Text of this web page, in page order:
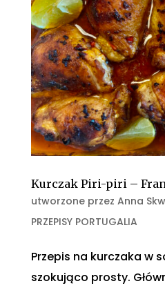
Kurczak Piri-piri –
utworzone przez Anna
PRZEPISY PORTUGALIA
Przepis na kurczaka w
szokująco prosty.